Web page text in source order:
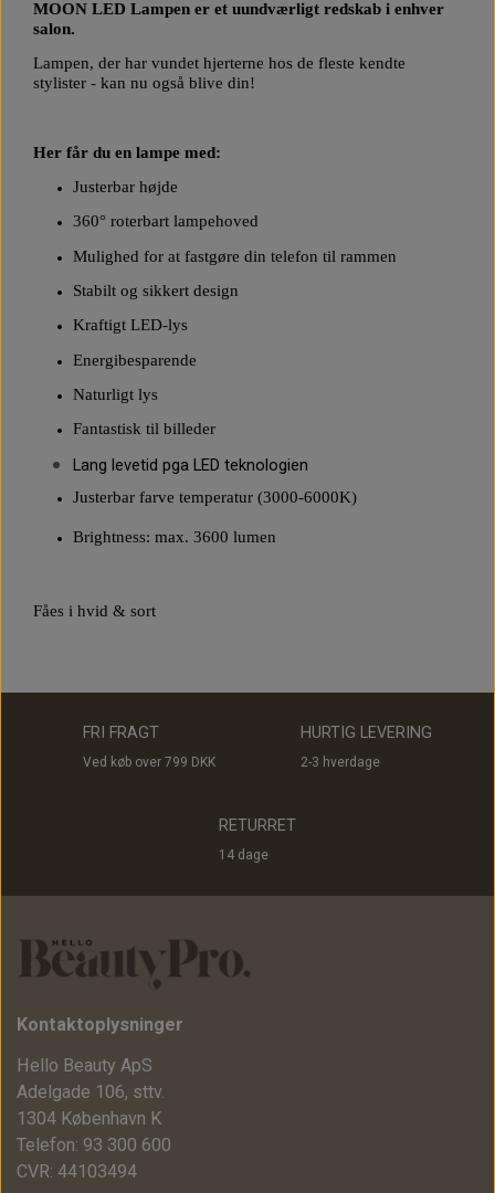
MOON LED Lampen er et uundværligt redskab i enhver
salon.
Lampen, der har vundet hjerterne hos de fleste kendte
stylister - kan nu også blive din!
Her får du en lampe med:
Justerbar højde
360° roterbart lampehoved
Mulighed for at fastgøre din telefon til rammen
Stabilt og sikkert design
Kraftigt LED-lys
Energibesparende
Naturligt lys
Fantastisk til billeder
Lang levetid pga LED teknologien
Justerbar farve temperatur (3000-6000K)
Brightness: max. 3600 lumen
Fåes i hvid & sort
FRI FRAGT
Ved køb over 799 DKK
HURTIG LEVERING
2-3 hverdage
RETURRET
14 dage
Kontaktoplysninger
Hello Beauty ApS
Adelgade 106, sttv.
1304 København K
Telefon: 93 300 600
CVR: 44103494